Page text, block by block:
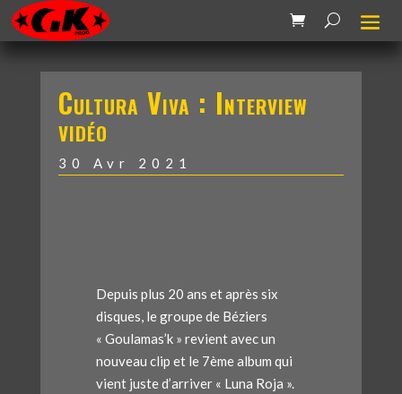
Cultura Viva : Interview
vidéo
30 Avr 2021
Depuis plus 20 ans et après six
disques, le groupe de Béziers
« Goulamas’k » revient avec un
nouveau clip et le 7ème album qui
vient juste d’arriver « Luna Roja ».